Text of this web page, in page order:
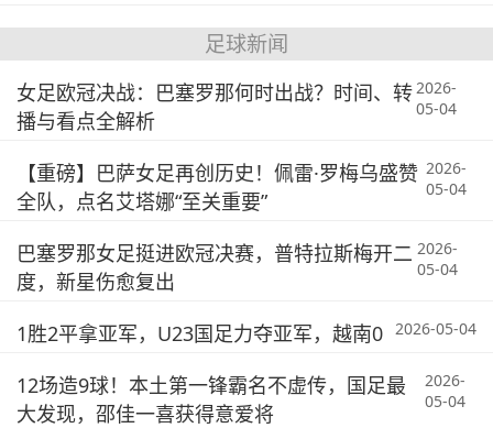
足球新闻
女足欧冠决战：巴塞罗那何时出战？时间、转
播与看点全解析
2026-
05-04
【重磅】巴萨女足再创历史！佩雷·罗梅乌盛赞
全队，点名艾塔娜“至关重要”
2026-
05-04
巴塞罗那女足挺进欧冠决赛，普特拉斯梅开二
度，新星伤愈复出
2026-
05-04
1胜2平拿亚军，U23国足力夺亚军，越南0 2026-05-04
12场造9球！本土第一锋霸名不虚传，国足最
大发现，邵佳一喜获得意爱将
2026-
05-04